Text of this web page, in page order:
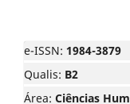
e-ISSN: 1984-3879
Qualis: B2
Área: Ciências